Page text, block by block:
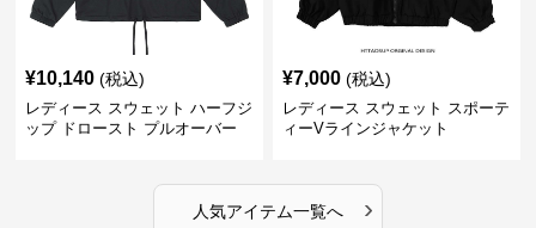
¥10,140 (税込)
レディース スウェット ハーフジ
ップ ドロースト プルオーバー
¥7,000 (税込)
レディース スウェット スポーテ
ィーVラインジャケット
人気アイテム一覧へ ›